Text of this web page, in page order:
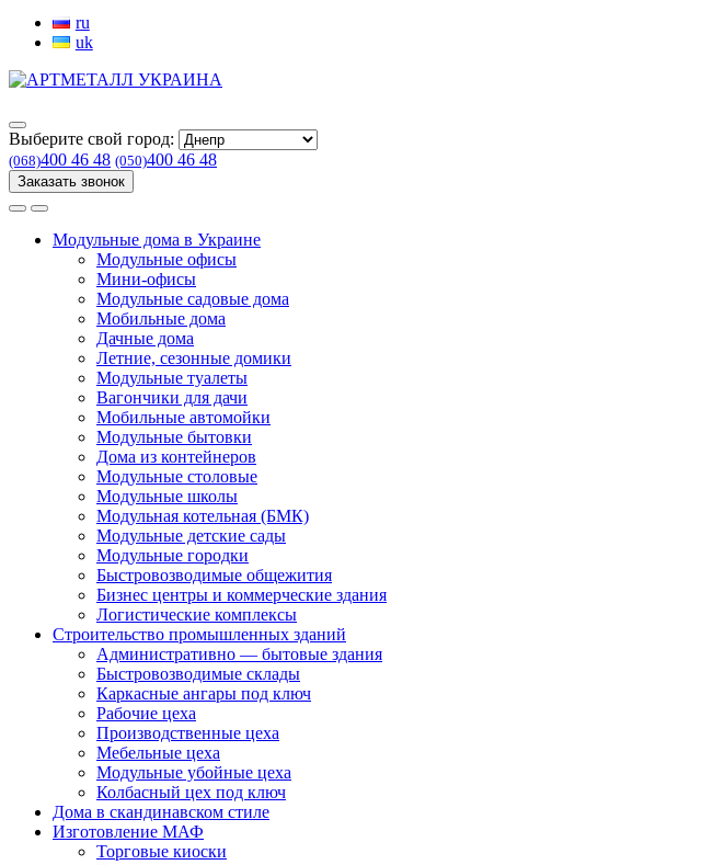
ru
uk
Выберите свой город:
(068)400 46 48 (050)400 46 48
Заказать звонок
Модульные дома в Украине
Модульные офисы
Мини-офисы
Модульные садовые дома
Мобильные дома
Дачные дома
Летние, сезонные домики
Модульные туалеты
Вагончики для дачи
Мобильные автомойки
Модульные бытовки
Дома из контейнеров
Модульные столовые
Модульные школы
Модульная котельная (БМК)
Модульные детские сады
Модульные городки
Быстровозводимые общежития
Бизнес центры и коммерческие здания
Логистические комплексы
Строительство промышленных зданий
Административно — бытовые здания
Быстровозводимые склады
Каркасные ангары под ключ
Рабочие цеха
Производственные цеха
Мебельные цеха
Модульные убойные цеха
Колбасный цех под ключ
Дома в скандинавском стиле
Изготовление МАФ
Торговые киоски